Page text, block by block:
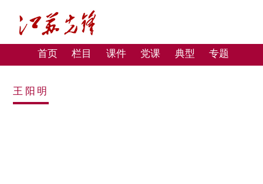
首页 栏目 课件 党课 典型 专题
王阳明